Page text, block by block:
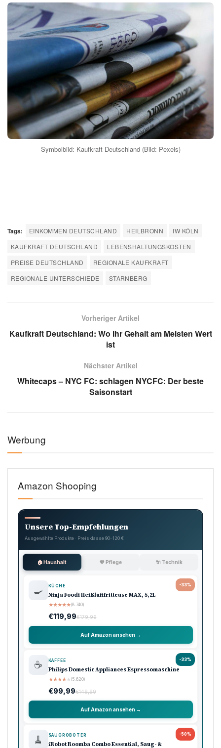
Symbolbild: Kaufkraft Deutschland (Bild: Pexels)
Tags: EINKOMMEN DEUTSCHLAND HEILBRONN
IW KÖLN
KAUFKRAFT DEUTSCHLAND
LEBENSHALTUNGSKOSTEN
PREISE DEUTSCHLAND
REGIONALE KAUFKRAFT
REGIONALE UNTERSCHIEDE
STARNBERG
Vorheriger Artikel
Kaufkraft Deutschland: Wo Ihr Gehalt am Meisten Wert
ist
Nächster Artikel
Whitecaps – NYC FC: schlagen NYCFC: Der beste
Saisonstart
Werbung
Amazon Shooping
Unsere Top-Empfehlungen
Ausgewählte Produkte · Preisklasse 90–120 €
🏠 Haushalt 💖 Pflege 🔌 Technik
-33%
🍳 KÜCHE
Ninja Foodi Heißluftfritteuse MAX, 5,2L
★★★★★(8.740)
€119,99€179,99
Auf Amazon ansehen →
-33%
☕ KAFFEE
Philips Domestic Appliances Espressomaschine
★★★★★(5.620)
€99,99€149,99
Auf Amazon ansehen →
-50%
🧹 SAUGROBOTER
iRobot Roomba Combo Essential, Saug- &